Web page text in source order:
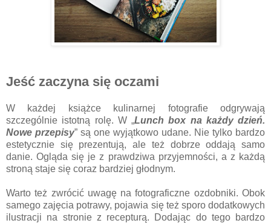
Jeść zaczyna się oczami
W każdej książce kulinarnej fotografie odgrywają
szczególnie istotną rolę. W „Lunch box na każdy dzień.
Nowe przepisy” są one wyjątkowo udane. Nie tylko bardzo
estetycznie się prezentują, ale też dobrze oddają samo
danie. Ogląda się je z prawdziwa przyjemności, a z każdą
stroną staje się coraz bardziej głodnym.
Warto też zwrócić uwagę na fotograficzne ozdobniki. Obok
samego zajęcia potrawy, pojawia się też sporo dodatkowych
ilustracji na stronie z recepturą. Dodając do tego bardzo